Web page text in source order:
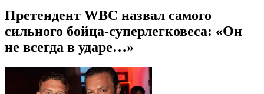
Претендент WBC назвал самого
сильного бойца-суперлегковеса: «Он
не всегда в ударе…»